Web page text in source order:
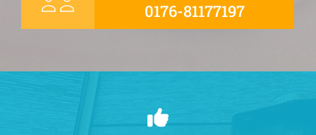
0176-81177197